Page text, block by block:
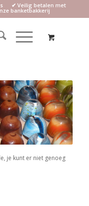
✔ Veilig betalen met
banketbakkerij
je kunt er niet genoeg